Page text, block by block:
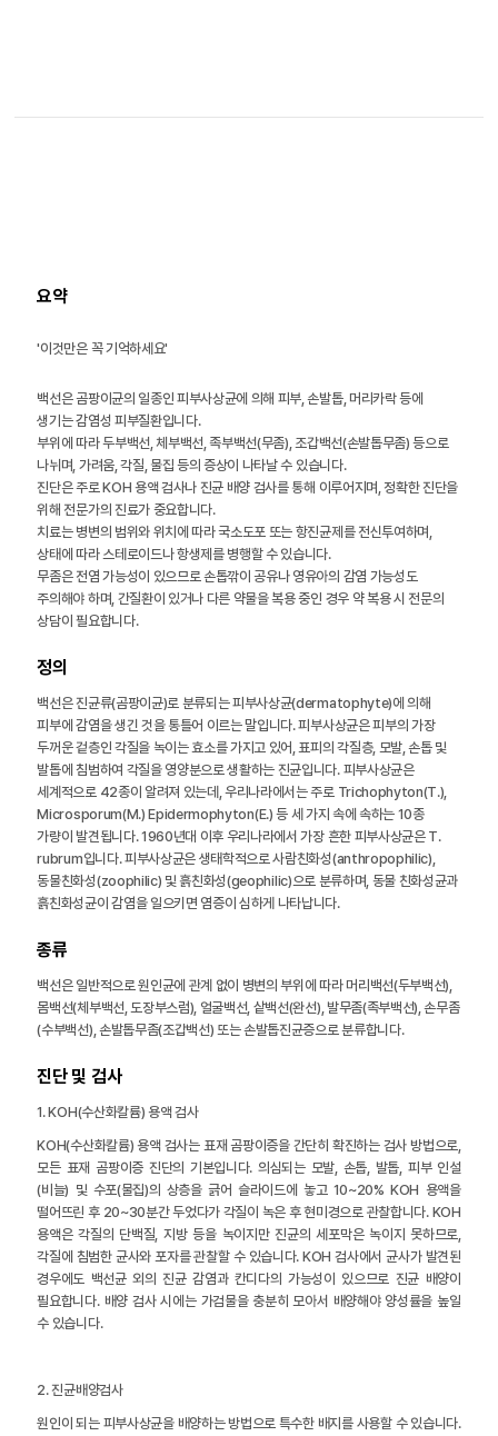
요약
'이것만은 꼭 기억하세요'
백선은 곰팡이균의 일종인 피부사상균에 의해 피부, 손발톱, 머리카락 등에
생기는 감염성 피부질환입니다.
부위에 따라 두부백선, 체부백선, 족부백선(무좀), 조갑백선(손발톱무좀) 등으로
나뉘며, 가려움, 각질, 물집 등의 증상이 나타날 수 있습니다.
진단은 주로 KOH 용액 검사나 진균 배양 검사를 통해 이루어지며, 정확한 진단을
위해 전문가의 진료가 중요합니다.
치료는 병변의 범위와 위치에 따라 국소도포 또는 항진균제를 전신투여하며,
상태에 따라 스테로이드나 항생제를 병행할 수 있습니다.
무좀은 전염 가능성이 있으므로 손톱깎이 공유나 영유아의 감염 가능성도
주의해야 하며, 간질환이 있거나 다른 약물을 복용 중인 경우 약 복용 시 전문의
상담이 필요합니다.
정의
백선은 진균류(곰팡이균)로 분류되는 피부사상균(dermatophyte)에 의해
피부에 감염을 생긴 것을 통틀어 이르는 말입니다. 피부사상균은 피부의 가장
두꺼운 겉층인 각질을 녹이는 효소를 가지고 있어, 표피의 각질층, 모발, 손톱 및
발톱에 침범하여 각질을 영양분으로 생활하는 진균입니다. 피부사상균은
세계적으로 42종이 알려져 있는데, 우리나라에서는 주로 Trichophyton(T.),
Microsporum(M.) Epidermophyton(E.) 등 세 가지 속에 속하는 10종
가량이 발견됩니다. 1960년대 이후 우리나라에서 가장 흔한 피부사상균은 T.
rubrum입니다. 피부사상균은 생태학적으로 사람친화성(anthropophilic),
동물친화성(zoophilic) 및 흙친화성(geophilic)으로 분류하며, 동물 친화성균과
흙친화성균이 감염을 일으키면 염증이 심하게 나타납니다.
종류
백선은 일반적으로 원인균에 관계 없이 병변의 부위에 따라 머리백선(두부백선),
몸백선(체부백선, 도장부스럼), 얼굴백선, 샅백선(완선), 발무좀(족부백선), 손무좀
(수부백선), 손발톱무좀(조갑백선) 또는 손발톱진균증으로 분류합니다.
진단 및 검사
1. KOH(수산화칼륨) 용액 검사
KOH(수산화칼륨) 용액 검사는 표재 곰팡이증을 간단히 확진하는 검사 방법으로,
모든 표재 곰팡이증 진단의 기본입니다. 의심되는 모발, 손톱, 발톱, 피부 인설
(비늘) 및 수포(물집)의 상층을 긁어 슬라이드에 놓고 10~20% KOH 용액을
떨어뜨린 후 20~30분간 두었다가 각질이 녹은 후 현미경으로 관찰합니다. KOH
용액은 각질의 단백질, 지방 등을 녹이지만 진균의 세포막은 녹이지 못하므로,
각질에 침범한 균사와 포자를 관찰할 수 있습니다. KOH 검사에서 균사가 발견된
경우에도 백선균 외의 진균 감염과 칸디다의 가능성이 있으므로 진균 배양이
필요합니다. 배양 검사 시에는 가검물을 충분히 모아서 배양해야 양성률을 높일
수 있습니다.
2. 진균배양검사
원인이 되는 피부사상균을 배양하는 방법으로 특수한 배지를 사용할 수 있습니다.